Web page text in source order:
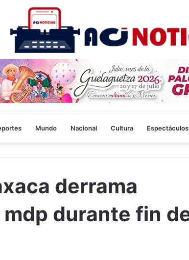
Mundo Nacional Cultura Espectáculos
derrama
durante fin